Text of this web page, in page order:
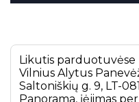
Likutis parduotuvėse
Vilnius Alytus
Saltoniškių g. 9, LT-
Panorama, įėjimas